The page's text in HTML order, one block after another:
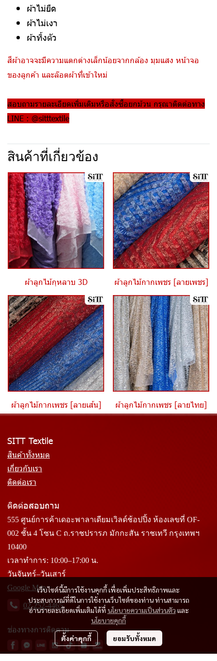
ผ้าไม่ยืด
ผ้าไม่เงา
ผ้าทิ้งตัว
สีผ้าอาจจะมีความแตกต่างเล็กน้อยจากกล้อง มุมแสง หน้าจอ
ของลูกค้า และล๊อตผ้าที่เข้าใหม่
สอบถามรายละเอียดเพิ่มเติมหรือสั่งซื้อยกม้วน กรุณาติดต่อทาง
LINE : @sitttextile
สินค้าที่เกี่ยวข้อง
ผ้าลูกไม้กุหลาบ 3D ผ้าลูกไม้กากเพชร [ลายเพชร]
ผ้าลูกไม้กากเพชร [ลายเส้น] ผ้าลูกไม้กากเพชร [ลายไทย]
เว็บไซต์นี้มีการใช้งานคุกกี้ เพื่อเพิ่มประสิทธิภาพและ
ประสบการณ์ที่ดีในการใช้งานเว็บไซต์ของท่าน ท่านสามารถ
อ่านรายละเอียดเพิ่มเติมได้ที่ นโยบายความเป็นส่วนตัว และ
นโยบายคุกกี้
ตั้งค่าคุกกี้ ยอมรับทั้งหมด
SITT Textile
สินค้าทั้งหมด
เกี่ยวกับเรา
ติดต่อเรา
ติดต่อสอบถาม
555 ศูนย์การค้าเดอะพาลาเดียมเวิลด์ช้อปปิ้ง ห้องเลขที่ OF-
002 ชั้น 4 โซน C ถ.ราชปรารภ มักกะสัน ราชเทวี กรุงเทพฯ
10400
เวลาทำการ: 10:00–17:00 น.
วันจันทร์–วันเสาร์
Google Map
02-252-4465
ช่องทางการติดตาม